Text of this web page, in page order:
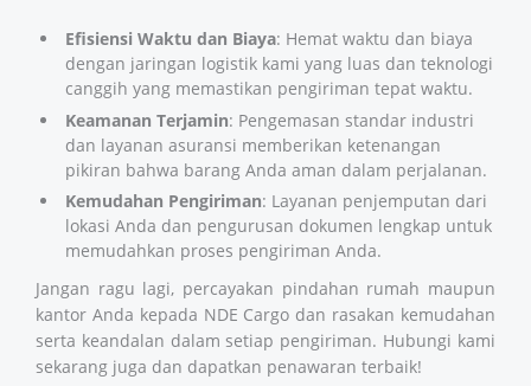
Efisiensi Waktu dan Biaya: Hemat waktu dan biaya
dengan jaringan logistik kami yang luas dan teknologi
canggih yang memastikan pengiriman tepat waktu.
Keamanan Terjamin: Pengemasan standar industri
dan layanan asuransi memberikan ketenangan
pikiran bahwa barang Anda aman dalam perjalanan.
Kemudahan Pengiriman: Layanan penjemputan dari
lokasi Anda dan pengurusan dokumen lengkap untuk
memudahkan proses pengiriman Anda.
Jangan ragu lagi, percayakan pindahan rumah maupun
kantor Anda kepada NDE Cargo dan rasakan kemudahan
serta keandalan dalam setiap pengiriman. Hubungi kami
sekarang juga dan dapatkan penawaran terbaik!